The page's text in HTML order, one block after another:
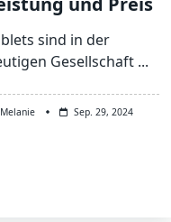
sind in der
Gesellschaft ...
Melanie Sep. 29, 2024